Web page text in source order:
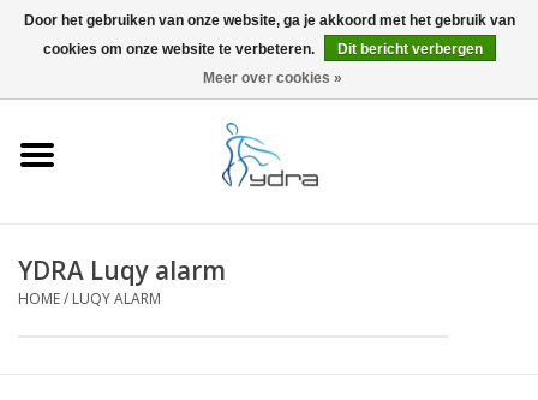
0 Artikelen - €0,00
YDRA Luqy alarm
HOME/ LUQY ALARM
Door het gebruiken van onze website, ga je akkoord met het gebruik van
cookies om onze website te verbeteren.
Dit bericht verbergen
Meer over cookies »